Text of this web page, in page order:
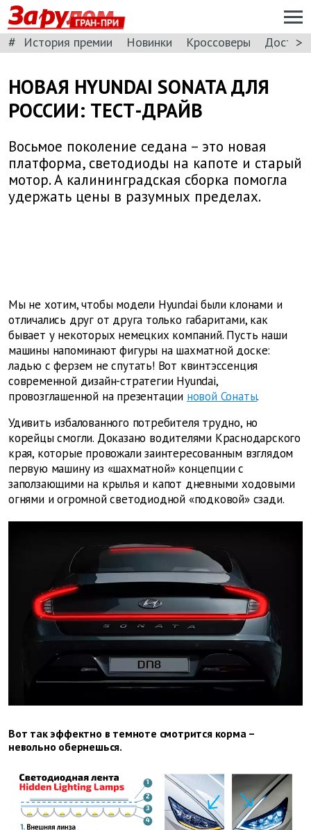
ГРАН-ПРИ
# История премии Новинки Кроссоверы >
НОВАЯ HYUNDAI SONATA ДЛЯ
РОССИИ: ТЕСТ-ДРАЙВ
Восьмое поколение седана – это новая
платформа, светодиоды на капоте и старый
мотор. А калининградская сборка помогла
удержать цены в разумных пределах.
Мы не хотим, чтобы модели Hyundai были клонами и
отличались друг от друга только габаритами, как
бывает у некоторых немецких компаний. Пусть наши
машины напоминают фигуры на шахматной доске:
ладью с ферзем не спутать! Вот квинтэссенция
современной дизайн-стратегии Hyundai,
провозглашенной на презентации новой Сонаты.
Удивить избалованного потребителя трудно, но
корейцы смогли. Доказано водителями Краснодарского
края, которые провожали заинтересованным взглядом
первую машину из «шахматной» концепции с
заползающими на крылья и капот дневными ходовыми
огнями и огромной светодиодной «подковой» сзади.
Вот так эффектно в темноте смотрится корма –
невольно обернешься.